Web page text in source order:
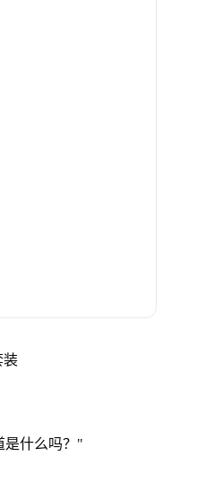
装
是什么吗？"